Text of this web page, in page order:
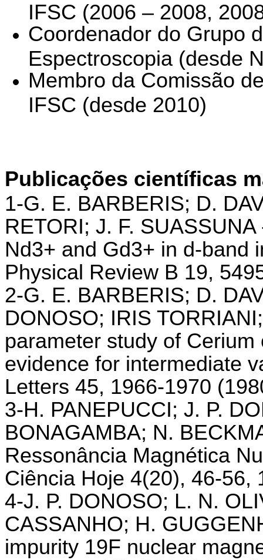
IFSC (2006 – 2008,
Coordenador do Grupo
Espectroscopia (desde
Membro da Comissão
IFSC (desde 2010)
Publicações científicas
1-G. E. BARBERIS; D.
RETORI; J. F.
Nd3+ and Gd3+ in d-band
Physical Review B 19,
2-G. E. BARBERIS; D.
DONOSO; IRIS
parameter study of
evidence for intermediate
Letters 45, 1966-1970
3-H. PANEPUCCI; J. P.
BONAGAMBA; N.
Ressonância Magnética
Ciência Hoje 4(20), 46-56,
4-J. P. DONOSO; L. N.
CASSANHO; H.
impurity 19F nuclear